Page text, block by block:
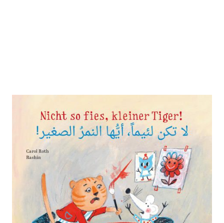
Nicht so fies, kleiner Tiger!
Zur Wunschliste hinzufügen
Kinderbuch Deutsch-Arabisch mit MP3-Hörbuch
zum Herunterladen
Carol Roth